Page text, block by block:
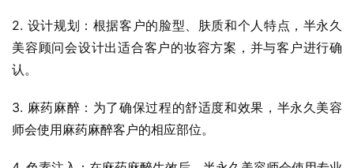
2. 设计规划：根据客户的脸型、肤质和个人特点，半永久
美容顾问会设计出适合客户的妆容方案，并与客户进行确
认。
3. 麻药麻醉：为了确保过程的舒适度和效果，半永久美容
师会使用麻药麻醉客户的相应部位。